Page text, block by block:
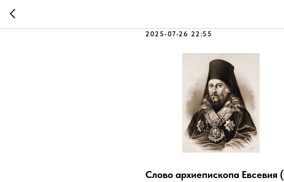
Как хриcтияне
2025-07-26 22:55
Слово архиепископа Евсевия